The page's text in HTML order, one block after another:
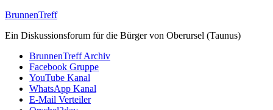
BrunnenTreff
Ein Diskussionsforum für die Bürger von Oberursel (Taunus)
BrunnenTreff Archiv
Facebook Gruppe
YouTube Kanal
WhatsApp Kanal
E-Mail Verteiler